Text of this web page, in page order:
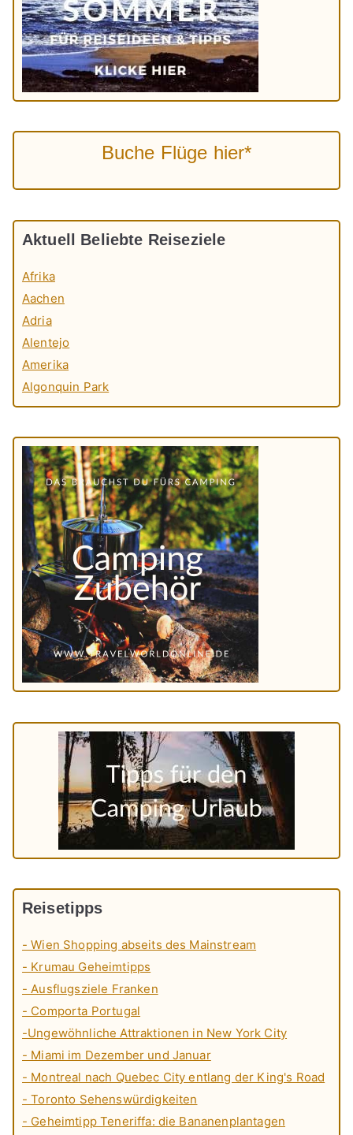
Buche Flüge hier*
Aktuell Beliebte Reiseziele
Afrika
Aachen
Adria
Alentejo
Amerika
Algonquin Park
Reisetipps
- Wien Shopping abseits des Mainstream
- Krumau Geheimtipps
- Ausflugsziele Franken
- Comporta Portugal
-Ungewöhnliche Attraktionen in New York City
- Miami im Dezember und Januar
- Montreal nach Quebec City entlang der King's Road
- Toronto Sehenswürdigkeiten
- Geheimtipp Teneriffa: die Bananenplantagen